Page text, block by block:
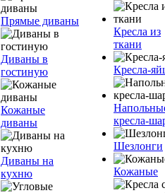
Прямые диваны
Диваны в
гостиную
Кожаные
диваны
Диваны на
кухню
Кресла из
ткани
Кресла-
кресла-
Шезлонги
Кожаные